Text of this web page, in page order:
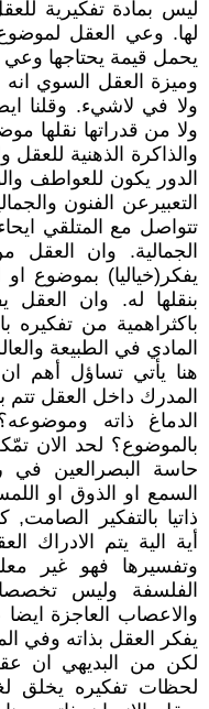
ليس بمادة تفكيرية
لها. وعي العقل
يحمل قيمة يحتاجها وعي
وميزة العقل السوي
ولا في لاشيء. وقلنا
ولا من قدراتها نقلها
والذاكرة الذهنية
الدور يكون للعواطف
التعبيرعن الفنون
تتواصل مع المتلقي
الجمالية. وان العقل
يفكر(خياليا) بموضوع
بنقلها له. وان العقل
باكثراهمية من تفكيره
المادي في الطبيعة
هنا يأتي تساؤل أهم
المدرك داخل العقل تتم
الدماغ ذاته
بالموضوع؟ لحد الان
حاسة البصرالعين في
السمع او الذوق او
ذاتيا بالتفكير
أية الية يتم الادراك
وتفسيرها فهو غير
الفلسفة وليس
والاعصاب العاجزة
يفكر العقل بذاته وفي
لكن من البديهي ان
لحظات تفكيره يخلق